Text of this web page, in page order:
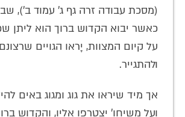
(מסכת עבודה זרה גף ג' עמוד ב'),
כאשר יבוא הקדוש ברוך הוא ליתן
על קיום המצוות, יָראו הגויים
ולהתגייר.
אך מיד שיראו את גוג ומגוג באים
ועל משיחו' יצטרפו אליו, והקדוש